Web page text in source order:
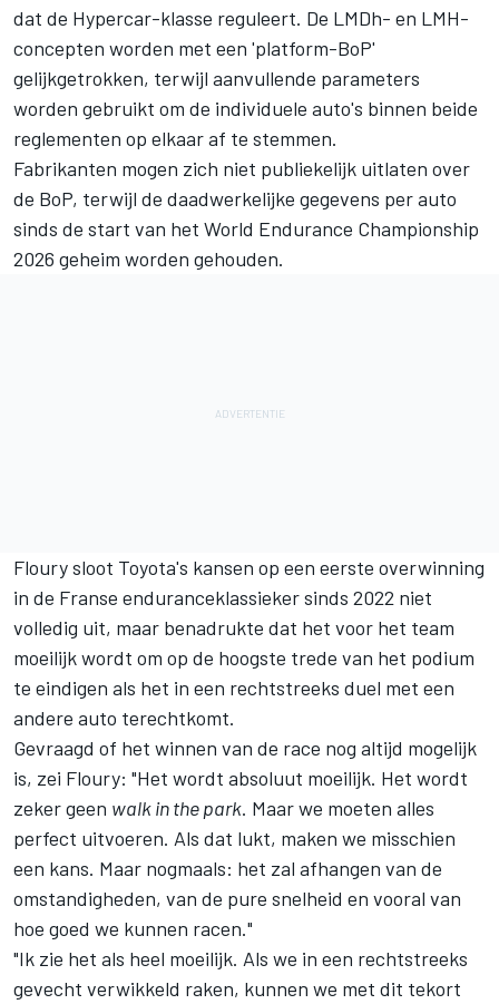
dat de Hypercar-klasse reguleert. De LMDh- en LMH-
concepten worden met een 'platform-BoP'
gelijkgetrokken, terwijl aanvullende parameters
worden gebruikt om de individuele auto's binnen beide
reglementen op elkaar af te stemmen.
Fabrikanten mogen zich niet publiekelijk uitlaten over
de BoP, terwijl de daadwerkelijke gegevens per auto
sinds de start van het World Endurance Championship
2026 geheim worden gehouden.
Floury sloot Toyota's kansen op een eerste overwinning
in de Franse enduranceklassieker sinds 2022 niet
volledig uit, maar benadrukte dat het voor het team
moeilijk wordt om op de hoogste trede van het podium
te eindigen als het in een rechtstreeks duel met een
andere auto terechtkomt.
Gevraagd of het winnen van de race nog altijd mogelijk
is, zei Floury: "Het wordt absoluut moeilijk. Het wordt
zeker geen walk in the park. Maar we moeten alles
perfect uitvoeren. Als dat lukt, maken we misschien
een kans. Maar nogmaals: het zal afhangen van de
omstandigheden, van de pure snelheid en vooral van
hoe goed we kunnen racen."
"Ik zie het als heel moeilijk. Als we in een rechtstreeks
gevecht verwikkeld raken, kunnen we met dit tekort